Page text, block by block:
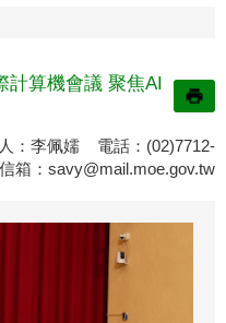
計算機會議 聚焦AI
：李佩嬬 電話：(02)7712-
箱： savy@mail.moe.gov.tw